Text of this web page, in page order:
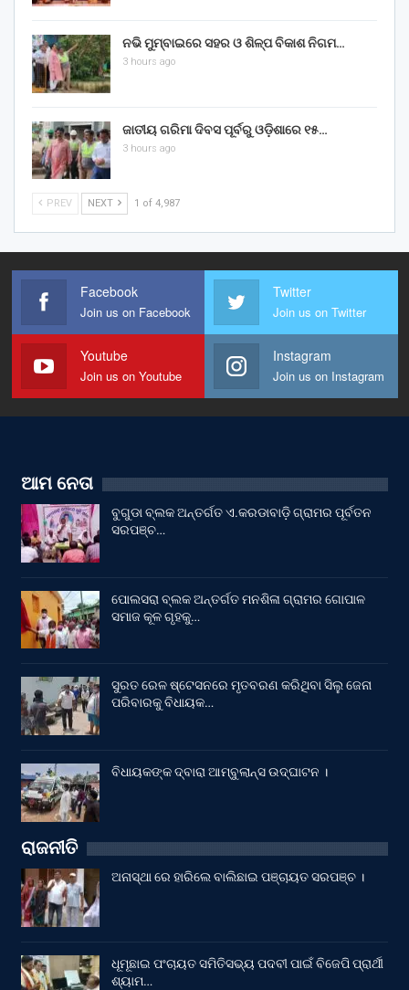
ନଭି ମୁମ୍ବାଇରେ ସହର ଓ ଶିଳ୍ପ ବିକାଶ ନିଗମ…
3 hours ago
ଜାତୀୟ ଗରିମା ଦିବସ ପୂର୍ବରୁ ଓଡ଼ିଶାରେ ୧୫…
3 hours ago
PREV NEXT 1 of 4,987
Facebook
Join us on Facebook
Twitter
Join us on Twitter
Youtube
Join us on Youtube
Instagram
Join us on Instagram
ଆମ ନେତା
ବୁଗୁଡା ବ୍ଲକ ଅନ୍ତର୍ଗତ ଏ.କରଡାବାଡ଼ି ଗ୍ରାମର ପୂର୍ବତନ
ସରପଞ୍ଚ…
ପୋଲସରା ବ୍ଲକ ଅନ୍ତର୍ଗତ ମନଶିଳା ଗ୍ରାମର ଗୋପାଳ
ସମାଜ କୂଳ ଗୃହକୁ…
ସୁରତ ରେଳ ଷ୍ଟେସନରେ ମୃତବରଣ କରିଥିବା ସିଲୁ ଜେନା
ପରିବାରକୁ ବିଧାୟକ…
ବିଧାୟକଙ୍କ ଦ୍ବାରା ଆମ୍ବୁଲାନ୍ସ ଉଦ୍‌ଘାଟନ ।
ରାଜନୀତି
ଅନାସ୍ଥା ରେ ହାରିଲେ ବାଲିଛାଇ ପଞ୍ଚାୟତ ସରପଞ୍ଚ ।
ଧୂମୂଛାଇ ପଂଚାୟତ ସମିତିସଭ୍ୟ ପଦବୀ ପାଇଁ ବିଜେପି ପ୍ରାର୍ଥୀ
ଶ୍ୟାମ…